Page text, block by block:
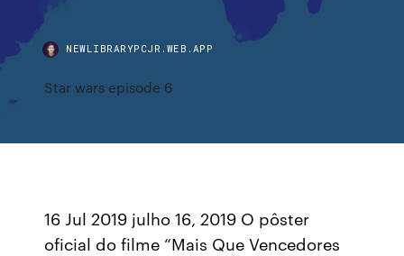
NEWLIBRARYPCJR.WEB.APP
Star wars episode 6
16 Jul 2019 julho 16, 2019 O pôster
oficial do filme “Mais Que Vencedores